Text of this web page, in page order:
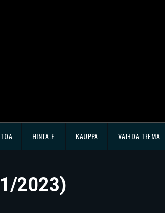
HINTA.FI KAUPPA VAIHDA TEEMA
2023)